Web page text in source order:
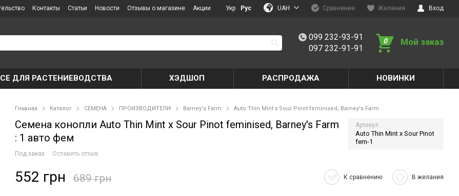
Контакты Статьи Новости Отзывы о магазине Акции Укр Рус UAH Сравнение Желания Вход
099 232-93-91
097 232-91-91
0 Мой заказ
ДЛЯ РАСТЕНИЕВОДСТВА ХЭДШОП РАСПРОДАЖА НОВИНКИ
Главная Каталог СЕМЕНА ПРОИЗВОДИТЕЛИ Barney's Farm Auto Thin Mint x Sour Pinot feminised, Barney's Farm
Семена конопли Auto Thin Mint x Sour Pinot feminised, Barney's Farm
: 1 авто фем
Артикул
Auto Thin Mint x Sour Pinot
fem-1
Под заказ Оставить отзыв
552 грн 689 грн К сравнению В желания